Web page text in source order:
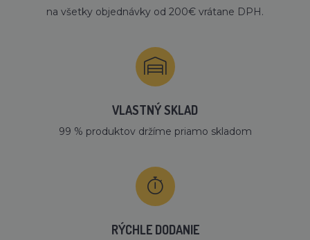
na všetky objednávky od 200€ vrátane DPH.
VLASTNÝ SKLAD
99 % produktov držíme priamo skladom
RÝCHLE DODANIE